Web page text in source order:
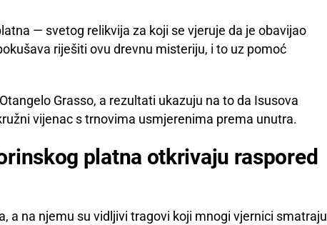
— svetog relikvija za koji se vjeruje da je obavijao
riješiti ovu drevnu misteriju, i to uz pomoć
Grasso, a rezultati ukazuju na to da Isusova
vijenac s trnovima usmjerenima prema unutra.
platna otkrivaju raspored
a na njemu su vidljivi tragovi koji mnogi vjernici smatraju